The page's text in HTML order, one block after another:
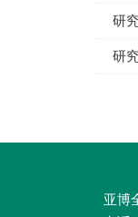
研
研
亚博